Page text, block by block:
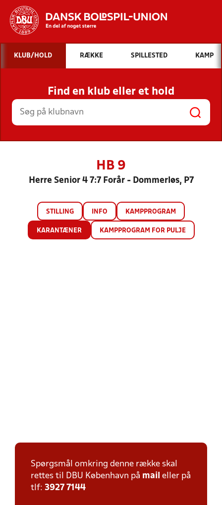
Hvad vil du søge efter?
INDHOLD OG NYHEDER
STILLINGER, RESULTATER, KLUBBER OG
HOLD
KLUB/HOLD RÆKKE SPILLESTED KAMP
Find en klub eller et hold
HB 9
Herre Senior 4 7:7 Forår - Dommerløs, P7
STILLING INFO KAMPPROGRAM
KARANTÆNER KAMPPROGRAM FOR PULJE
Spørgsmål omkring denne række skal
rettes til DBU København på mail eller på
tlf: 3927 7144